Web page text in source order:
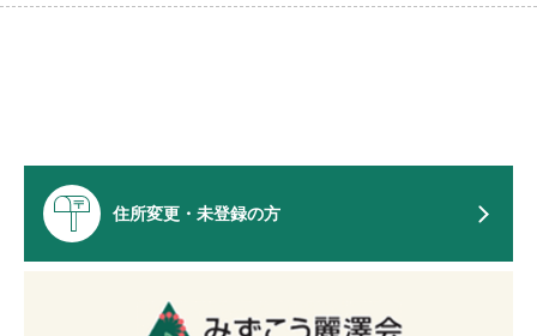
住所変更・未登録の方